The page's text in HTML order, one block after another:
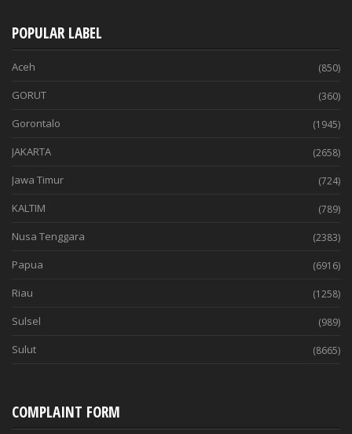
POPULAR LABEL
Aceh (850)
GORUT (360)
Gorontalo (1945)
JAKARTA (2658)
Jawa Timur (724)
KALTIM (789)
Nusa Tenggara (2383)
Papua (6916)
Riau (1258)
Sulsel (989)
Sulut (8665)
COMPLAINT FORM